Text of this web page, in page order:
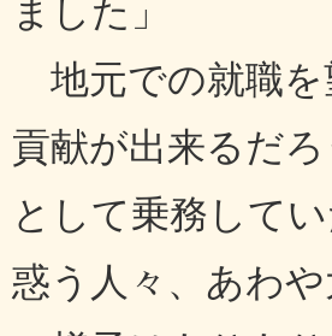
ました」
地元での就職を
貢献が出来るだ
として乗務して
惑う人々、あわ